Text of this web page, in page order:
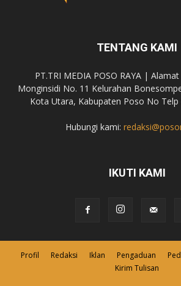
TENTANG KAMI
PT.TRI MEDIA POSO RAYA | Alamat
Monginsidi No. 11 Kelurahan
Kota Utara, Kabupaten Poso No Telp
Hubungi kami:
IKUTI KAMI
Profil Redaksi Iklan Pengaduan
Kirim Tulisan